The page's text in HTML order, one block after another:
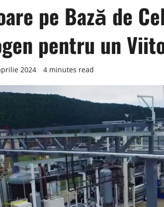
pe Bază de
pentru un
2024 4 minutes read